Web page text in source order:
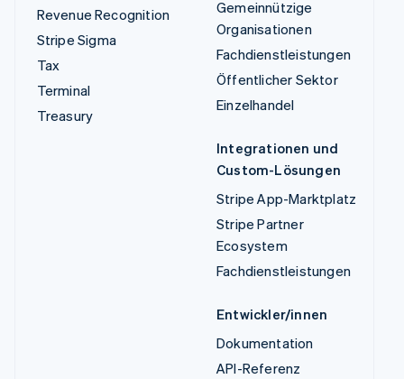
Revenue Recognition
Stripe Sigma
Tax
Terminal
Treasury
Gemeinnützige
Organisationen
Fachdienstleistungen
Öffentlicher Sektor
Einzelhandel
Integrationen und
Custom-Lösungen
Stripe App-Marktplatz
Stripe Partner
Ecosystem
Fachdienstleistungen
Entwickler/innen
Dokumentation
API-Referenz